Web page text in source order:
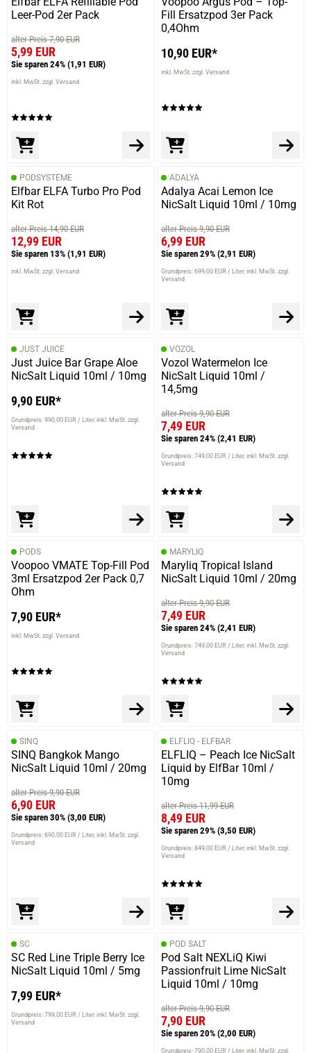
Leer-Pod 2er Pack
alter Preis 7,90 EUR
5,99 EUR
Sie sparen 24% (1,91 EUR)
inkl. MwSt. zzgl. Versand
Fill Ersatzpod 3er Pack
0,4Ohm
10,90 EUR*
inkl. MwSt. zzgl. Versand
PODSYSTEME
Elfbar ELFA Turbo Pro Pod
Kit Rot
alter Preis 14,90 EUR
12,99 EUR
Sie sparen 13% (1,91 EUR)
inkl. MwSt. zzgl. Versand
ADALYA
Adalya Acai Lemon Ice
NicSalt Liquid 10ml / 10mg
alter Preis 9,90 EUR
6,99 EUR
Sie sparen 29% (2,91 EUR)
Grundpreis: 699,00 EUR / Liter inkl. MwSt. zzgl.
Versand
JUST JUICE
Just Juice Bar Grape Aloe
NicSalt Liquid 10ml / 10mg
9,90 EUR*
Grundpreis: 990,00 EUR / Liter inkl. MwSt. zzgl.
Versand
VOZOL
Vozol Watermelon Ice
NicSalt Liquid 10ml /
14,5mg
alter Preis 9,90 EUR
7,49 EUR
Sie sparen 24% (2,41 EUR)
Grundpreis: 749,00 EUR / Liter inkl. MwSt. zzgl.
Versand
PODS
Voopoo VMATE Top-Fill Pod
3ml Ersatzpod 2er Pack 0,7
Ohm
7,90 EUR*
inkl. MwSt. zzgl. Versand
MARYLIQ
Maryliq Tropical Island
NicSalt Liquid 10ml / 20mg
alter Preis 9,90 EUR
7,49 EUR
Sie sparen 24% (2,41 EUR)
Grundpreis: 749,00 EUR / Liter inkl. MwSt. zzgl.
Versand
SINQ
SINQ Bangkok Mango
NicSalt Liquid 10ml / 20mg
alter Preis 9,90 EUR
6,90 EUR
Sie sparen 30% (3,00 EUR)
Grundpreis: 690,00 EUR / Liter inkl. MwSt. zzgl.
Versand
ELFLIQ - ELFBAR
ELFLIQ – Peach Ice NicSalt
Liquid by ElfBar 10ml /
10mg
alter Preis 11,99 EUR
8,49 EUR
Sie sparen 29% (3,50 EUR)
Grundpreis: 849,00 EUR / Liter inkl. MwSt. zzgl.
Versand
SC
SC Red Line Triple Berry Ice
NicSalt Liquid 10ml / 5mg
7,99 EUR*
Grundpreis: 799,00 EUR / Liter inkl. MwSt. zzgl.
Versand
POD SALT
Pod Salt NEXLiQ Kiwi
Passionfruit Lime NicSalt
Liquid 10ml / 10mg
alter Preis 9,90 EUR
7,90 EUR
Sie sparen 20% (2,00 EUR)
Grundpreis: 790,00 EUR / Liter inkl. MwSt. zzgl.